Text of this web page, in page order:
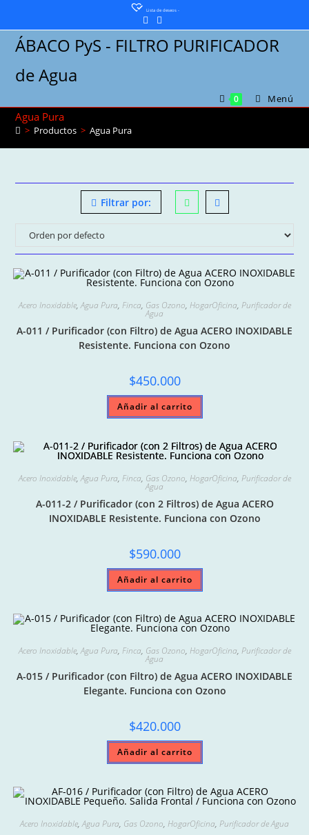
contenido
Lista de deseos -
ÁBACO PyS - FILTRO PURIFICADOR
de Agua
0 Menú
Agua Pura
> Productos > Agua Pura
Filtrar por:
Acero Inoxidable,Agua Pura, Finca, Gas Ozono, HogarOficina, Purificador de
Agua
A-011 / Purificador (con Filtro) de Agua ACERO INOXIDABLE
Resistente. Funciona con Ozono
$450.000
Añadir al carrito
Acero Inoxidable,Agua Pura, Finca, Gas Ozono, HogarOficina, Purificador de
Agua
A-011-2 / Purificador (con 2 Filtros) de Agua ACERO
INOXIDABLE Resistente. Funciona con Ozono
$590.000
Añadir al carrito
Acero Inoxidable,Agua Pura, Finca, Gas Ozono, HogarOficina, Purificador de
Agua
A-015 / Purificador (con Filtro) de Agua ACERO INOXIDABLE
Elegante. Funciona con Ozono
$420.000
Añadir al carrito
Acero Inoxidable,Agua Pura, Gas Ozono, HogarOficina, Purificador de Agua